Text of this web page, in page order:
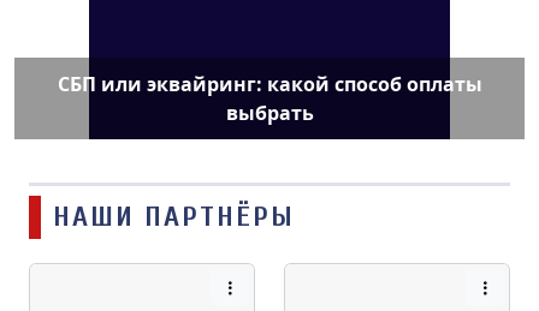
СБП или эквайринг: какой способ оплаты
выбрать
НАШИ ПАРТНЁРЫ